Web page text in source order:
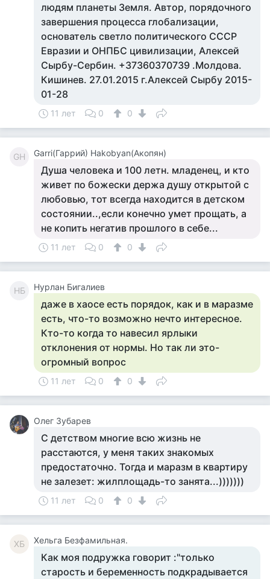
людям планеты Земля. Автор, порядочного
завершения процесса глобализации,
основатель светло политического СССР
Евразии и ОНПБС цивилизации, Алексей
Сырбу-Сербин. +37360370739 .Молдова.
Кишинев. 27.01.2015 г.Алексей Сырбу 2015-
01-28
11 лет 0 0
GH Garri(Гаррий) Hakobyan(Акопян)
Душа человека и 100 летн. младенец, и кто
живет по божески держа душу открытой с
любовью, тот всегда находится в детском
состоянии..,если конечно умет прощать, а
не копить негатив прошлого в себе...
11 лет 0 0
НБ Нурлан Бигалиев
даже в хаосе есть порядок, как и в маразме
есть, что-то возможно нечто интересное.
Кто-то когда то навесил ярлыки
отклонения от нормы. Но так ли это-
огромный вопрос
11 лет 0 0
Олег Зубарев
С детством многие всю жизнь не
расстаются, у меня таких знакомых
предостаточно. Тогда и маразм в квартиру
не залезет: жилплощадь-то занята...)))))))
11 лет 0 0
ХБ Хельга Безфамильная.
Как моя подружка говорит :"только
старость и беременность подкрадывается